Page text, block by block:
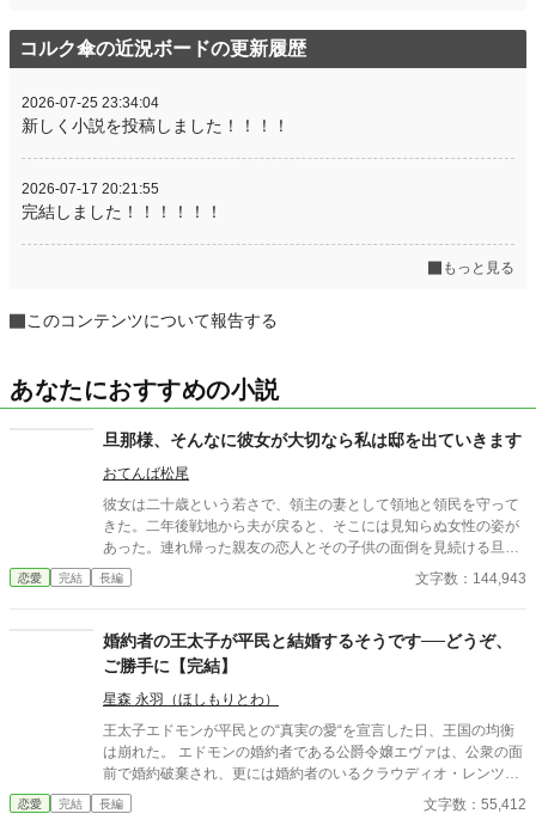
コルク傘の近況ボードの更新履歴
2026-07-25 23:34:04
新しく小説を投稿しました！！！！
2026-07-17 20:21:55
完結しました！！！！！！
もっと見る
このコンテンツについて報告する
あなたにおすすめの小説
旦那様、そんなに彼女が大切なら私は邸を出ていきます
おてんば松尾
彼女は二十歳という若さで、領主の妻として領地と領民を守って
きた。二年後戦地から夫が戻ると、そこには見知らぬ女性の姿が
あった。連れ帰った親友の恋人とその子供の面倒を見続ける旦那
様に、妻のソフィアはとうとう離婚届を突き付ける。 if 主人公の
性格が変わります(元サヤ編になります) ※こちらの作品カクヨム
恋愛 完結 長編 文字数：144,943
婚約者の王太子が平民と結婚するそうです──どうぞ、
ご勝手に【完結】
星森 永羽（ほしもりとわ）
王太子エドモンが平民との“真実の愛“を宣言した日、王国の均衡
は崩れた。 エドモンの婚約者である公爵令嬢エヴァは、公衆の面
前で婚約破棄され、更には婚約者のいるクラウディオ・レンツ公
爵との結婚を命じられる。 ──そして舞踏会の夜。 王太子妃にな
った元平民ナタリーは、王宮の礼儀も政治も知らぬまま混乱を引
恋愛 完結 長編 文字数：55,412